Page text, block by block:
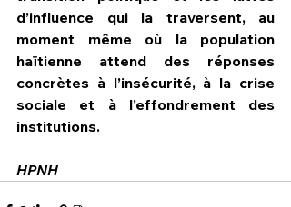
d’influence qui la traversent, au
moment même où la population
haïtienne attend des réponses
concrètes à l’insécurité, à la crise
sociale et à l’effondrement des
institutions.
HPNH